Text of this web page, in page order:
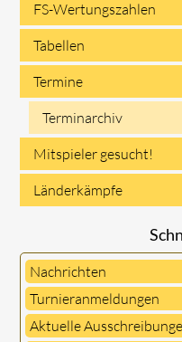
FS-Wertungszahlen
Tabellen
Termine
Terminarchiv
Mitspieler gesucht!
Länderkämpfe
Nachrichten
Turnieranmeldungen
Aktuelle